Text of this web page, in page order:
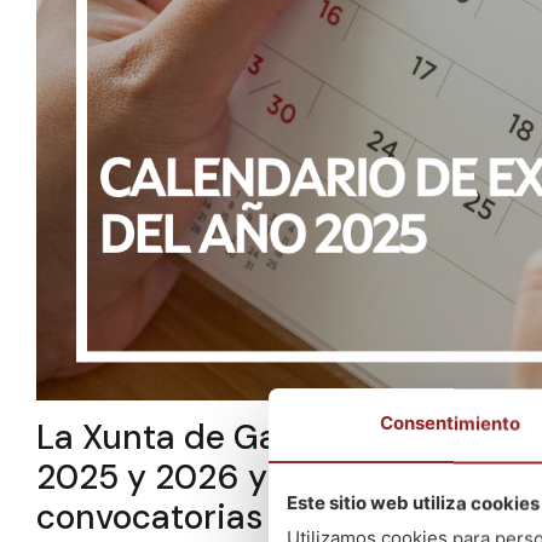
La Xunta de Galicia publica el
2025 y 2026 y la fecha de
convocatorias pendientes de
Consentimiento
Este sitio web utiliza cookies